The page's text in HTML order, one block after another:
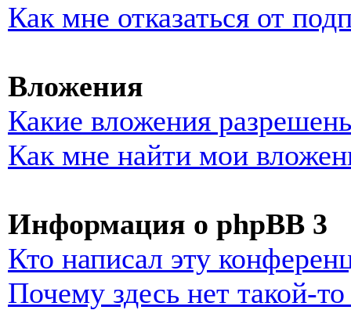
Как мне отказаться от
Вложения
Какие вложения
Как мне найти мои
Информация о phpBB 3
Кто написал эту
Почему здесь нет такой-